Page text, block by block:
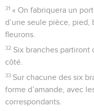
31 « On fabriquera un
d’une seule pièce, pied,
fleurons.
32 Six branches partiront
côté.
33 Sur chacune des six
forme d’amande, avec
correspondants.